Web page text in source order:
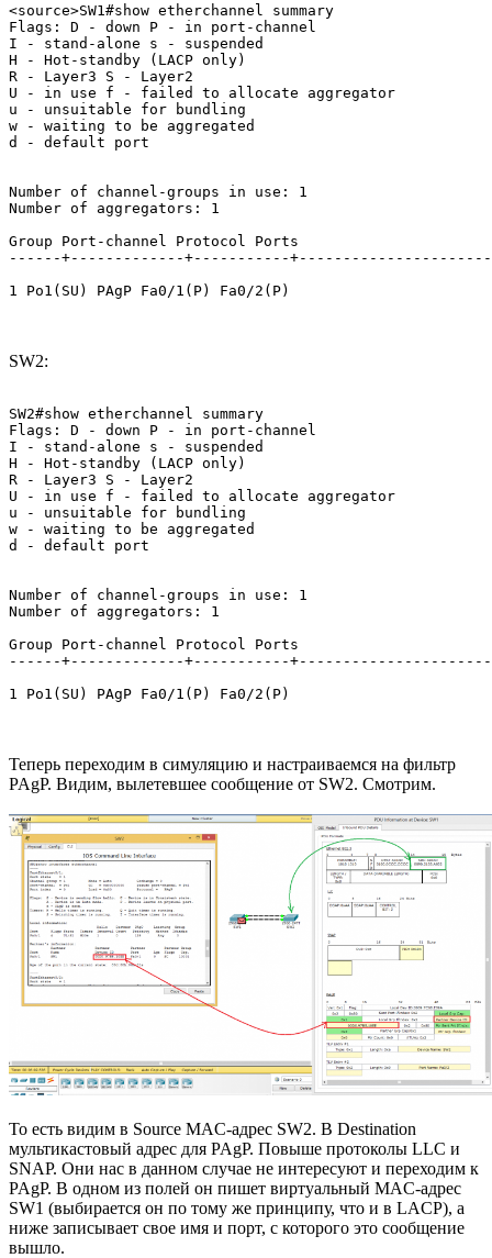
<source>SW1#show etherchannel summary
Flags: D - down P - in port-channel
I - stand-alone s - suspended
H - Hot-standby (LACP only)
R - Layer3 S - Layer2
U - in use f - failed to allocate aggregator
u - unsuitable for bundling
w - waiting to be aggregated
d - default port
Number of channel-groups in use: 1
Number of aggregators: 1
Group Port-channel Protocol Ports
------+-------------+-----------
1 Po1(SU) PAgP Fa0/1(P) Fa0/2(P)
SW2:
SW2#show etherchannel summary
Flags: D - down P - in port-channel
I - stand-alone s - suspended
H - Hot-standby (LACP only)
R - Layer3 S - Layer2
U - in use f - failed to allocate aggregator
u - unsuitable for bundling
w - waiting to be aggregated
d - default port
Number of channel-groups in use: 1
Number of aggregators: 1
Group Port-channel Protocol Ports
------+-------------+-----------
1 Po1(SU) PAgP Fa0/1(P) Fa0/2(P)
Теперь переходим в симуляцию и настраиваемся на фильтр
PAgP. Видим, вылетевшее сообщение от SW2. Смотрим.
То есть видим в Source MAC-адрес SW2. В Destination
мультикастовый адрес для PAgP. Повыше протоколы LLC и
SNAP. Они нас в данном случае не интересуют и переходим к
PAgP. В одном из полей он пишет виртуальный MAC-адрес
SW1 (выбирается он по тому же принципу, что и в LACP), а
ниже записывает свое имя и порт, с которого это сообщение
вышло.